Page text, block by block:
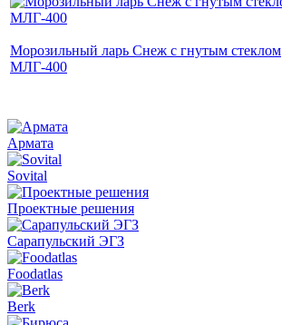
Морозильный ларь Снеж с гнутым стеклом
МЛГ-400
Армата
Sovital
Проектные решения
Сарапульский ЭГЗ
Foodatlas
Berk